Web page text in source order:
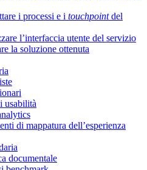
i processi e i touchpointdel
l’interfaccia utente del servizio
la soluzione ottenuta
usabilità
di mappatura dell’esperienza
documentale